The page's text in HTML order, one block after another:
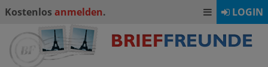
Kostenlos anmelden. LOGIN